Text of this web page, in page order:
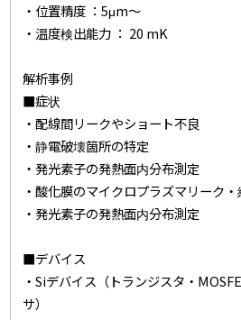
・位置精度 ：5μm～
・温度検出能力 ： 20 mK
解析事例
■症状
・配線間リークやショート不良
・静電破壊箇所の特定
・発光素子の発熱面内分布測定
・酸化膜のマイクロプラズマリーク
・発光素子の発熱面内分布測定
■デバイス
・Siデバイス（トランジスタ・
サ）